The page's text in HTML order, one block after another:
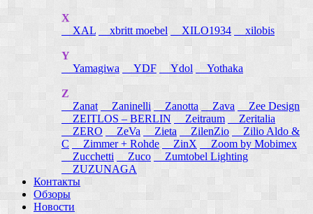
X
XAL
xbritt moebel XILO1934 xilobis
Y
Yamagiwa
YDF Ydol Yothaka
Z
Zanat
Zaninelli Zanotta Zava
Zee Design
ZEITLOS – BERLIN
Zeitraum
Zeritalia
ZERO
ZeVa Zieta ZilenZio
Zilio Aldo &
C
Zimmer + Rohde ZinX
Zoom by Mobimex
Zucchetti
Zuco
Zumtobel Lighting
ZUZUNAGA
Контакты
Обзоры
Новости